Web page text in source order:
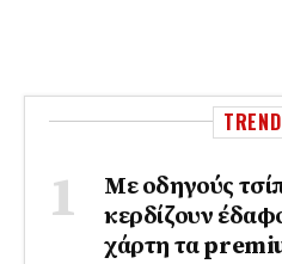
Με οδηγούς
κερδίζουν
χάρτη τα